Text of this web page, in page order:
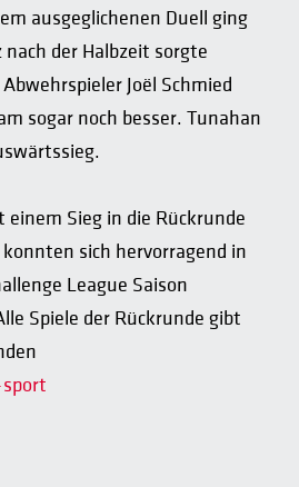
ausgeglichenen Duell ging
der Halbzeit sorgte
Joël Schmied
sogar noch besser. Tunahan
Sieg in die Rückrunde
sich hervorragend in
League Saison
Spiele der Rückrunde gibt